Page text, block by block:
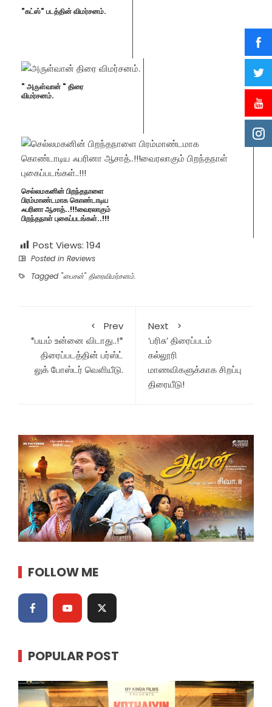
"கட்ஸ்" படத்தின் விமர்சனம்.
" அருள்வான் " திரை
விமர்சனம்.
செல்லமகனின் பிறந்தநாளை
பிரம்மாண்டமாக கொண்டாடிய
ஃபரினா ஆசாத்..!!!வைரலாகும்
பிறந்தநாள் புகைப்படங்கள்..!!!
Post Views: 194
Posted in Reviews
Tagged "பைசன்" திரைவிமர்சனம்.
Prev
*பயம் உன்னை விடாது..!*
திரைப்படத்தின் பர்ஸ்ட்
லுக் போஸ்டர் வெளியீடு.
Next
‘பரிசு’ திரைப்படம்
கல்லூரி
மாணவிகளுக்காக சிறப்பு
திரையீடு!
FOLLOW ME
POPULAR POST